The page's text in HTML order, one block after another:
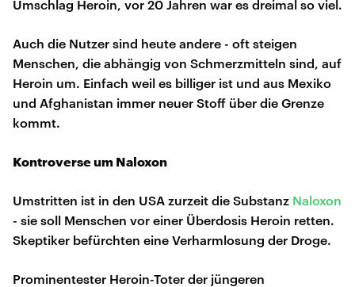
Umschlag Heroin, vor 20 Jahren war es dreimal so viel.
Auch die Nutzer sind heute andere - oft steigen
Menschen, die abhängig von Schmerzmitteln sind, auf
Heroin um. Einfach weil es billiger ist und aus Mexiko
und Afghanistan immer neuer Stoff über die Grenze
kommt.
Kontroverse um Naloxon
Umstritten ist in den USA zurzeit die Substanz Naloxon
- sie soll Menschen vor einer Überdosis Heroin retten.
Skeptiker befürchten eine Verharmlosung der Droge.
Prominentester Heroin-Toter der jüngeren